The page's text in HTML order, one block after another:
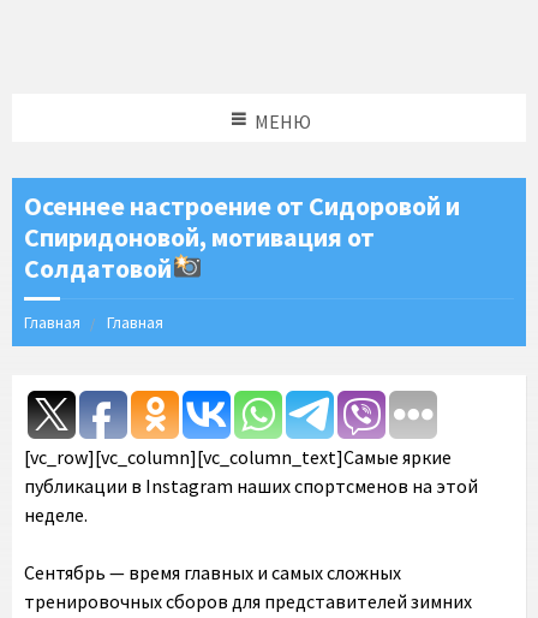
МЕНЮ
Осеннее настроение от Сидоровой и
Спиридоновой, мотивация от
Солдатовой
Главная Главная
[vc_row][vc_column][vc_column_text]Самые яркие
публикации в Instagram наших спортсменов на этой
неделе.
Сентябрь — время главных и самых сложных
тренировочных сборов для представителей зимних